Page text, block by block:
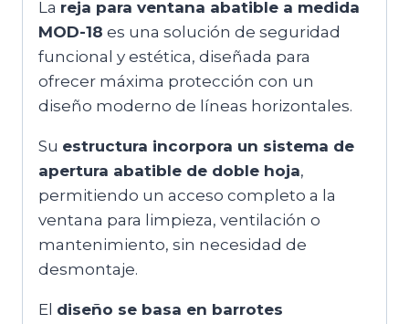
La reja para ventana abatible a medida
MOD-18 es una solución de seguridad
funcional y estética, diseñada para
ofrecer máxima protección con un
diseño moderno de líneas horizontales.
Su estructura incorpora un sistema de
apertura abatible de doble hoja,
permitiendo un acceso completo a la
ventana para limpieza, ventilación o
mantenimiento, sin necesidad de
desmontaje.
El diseño se basa en barrotes